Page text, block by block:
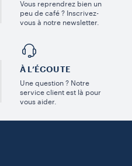
Vous reprendrez bien un
peu de café ? Inscrivez-
vous à notre newsletter.
À L’ÉCOUTE
Une question ? Notre
service client est là pour
vous aider.